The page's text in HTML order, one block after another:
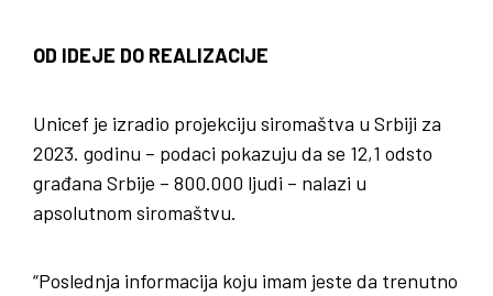
OD IDEJE DO REALIZACIJE
Unicef je izradio projekciju siromaštva u Srbiji za
2023. godinu – podaci pokazuju da se 12,1 odsto
građana Srbije – 800.000 ljudi – nalazi u
apsolutnom siromaštvu.
“Poslednja informacija koju imam jeste da trenutno